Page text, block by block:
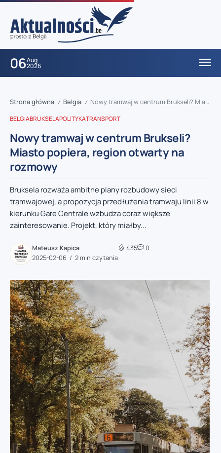
06Aug
2026
Strona główna / Belgia / Nowy tramwaj w centrum Brukseli? Miasto popiera, region otwarty na rozmowy
BELGIABRUKSELAPOLITYKATRANSPORT
Nowy tramwaj w centrum Brukseli?
Miasto popiera, region otwarty na
rozmowy
Bruksela rozważa ambitne plany rozbudowy sieci
tramwajowej, a propozycja przedłużenia tramwaju linii 8 w
kierunku Gare Centrale wzbudza coraz większe
zainteresowanie. Projekt, który miałby...
Mateusz Kapica
2025-02-06
2 min czytania
435 0